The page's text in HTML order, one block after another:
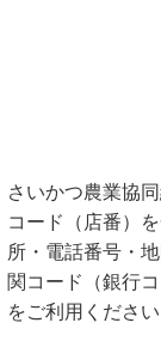
さいかつ農業協
コード（店番）
所・電話番号・
関コード（銀行
をご利用ください